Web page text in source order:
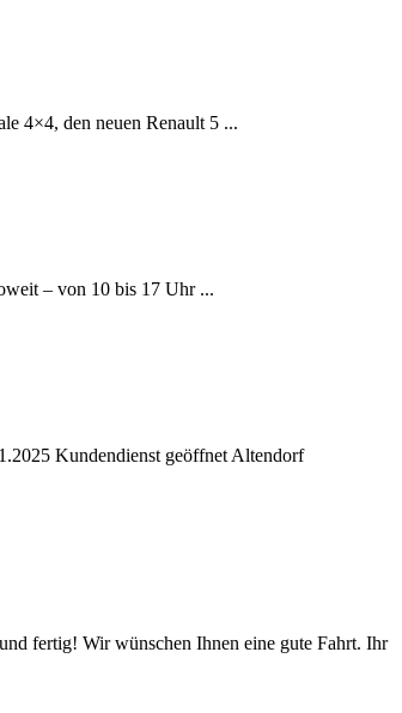
4×4, den neuen Renault 5 ...
– von 10 bis 17 Uhr ...
Kundendienst geöffnet Altendorf
fertig! Wir wünschen Ihnen eine gute Fahrt. Ihr